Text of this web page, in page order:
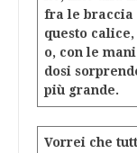
fra le braccia
questo
o, con le
dosi
più grande.
Vorrei che